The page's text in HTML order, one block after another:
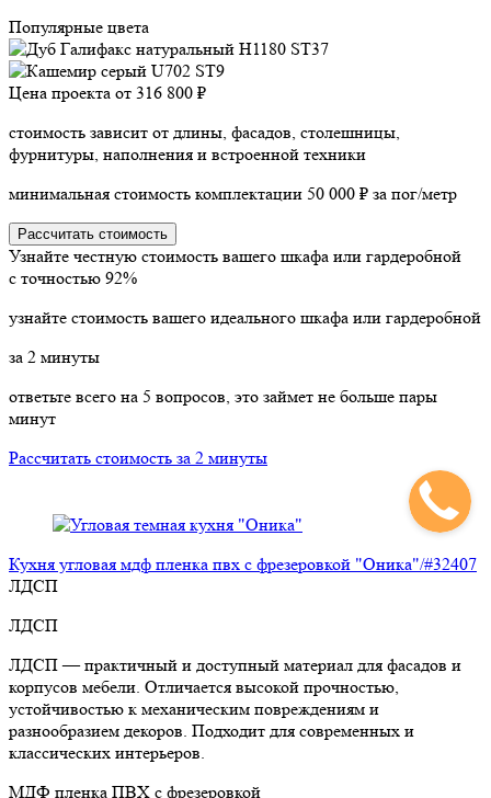
Популярные цвета
Цена проекта от 316 800 ₽
стоимость зависит от длины, фасадов, столешницы,
фурнитуры, наполнения и встроенной техники
минимальная стоимость комплектации 50 000 ₽ за пог/метр
Рассчитать стоимость
Узнайте честную стоимость вашего шкафа или гардеробной
с точностью 92%
узнайте стоимость вашего идеального шкафа или гардеробной
за 2 минуты
ответьте всего на 5 вопросов, это займет не больше пары
минут
Рассчитать стоимость за 2 минуты
Кухня угловая мдф пленка пвх с фрезеровкой "Оника"/#32407
ЛДСП
ЛДСП
ЛДСП — практичный и доступный материал для фасадов и
корпусов мебели. Отличается высокой прочностью,
устойчивостью к механическим повреждениям и
разнообразием декоров. Подходит для современных и
классических интерьеров.
МДФ пленка ПВХ с фрезеровкой